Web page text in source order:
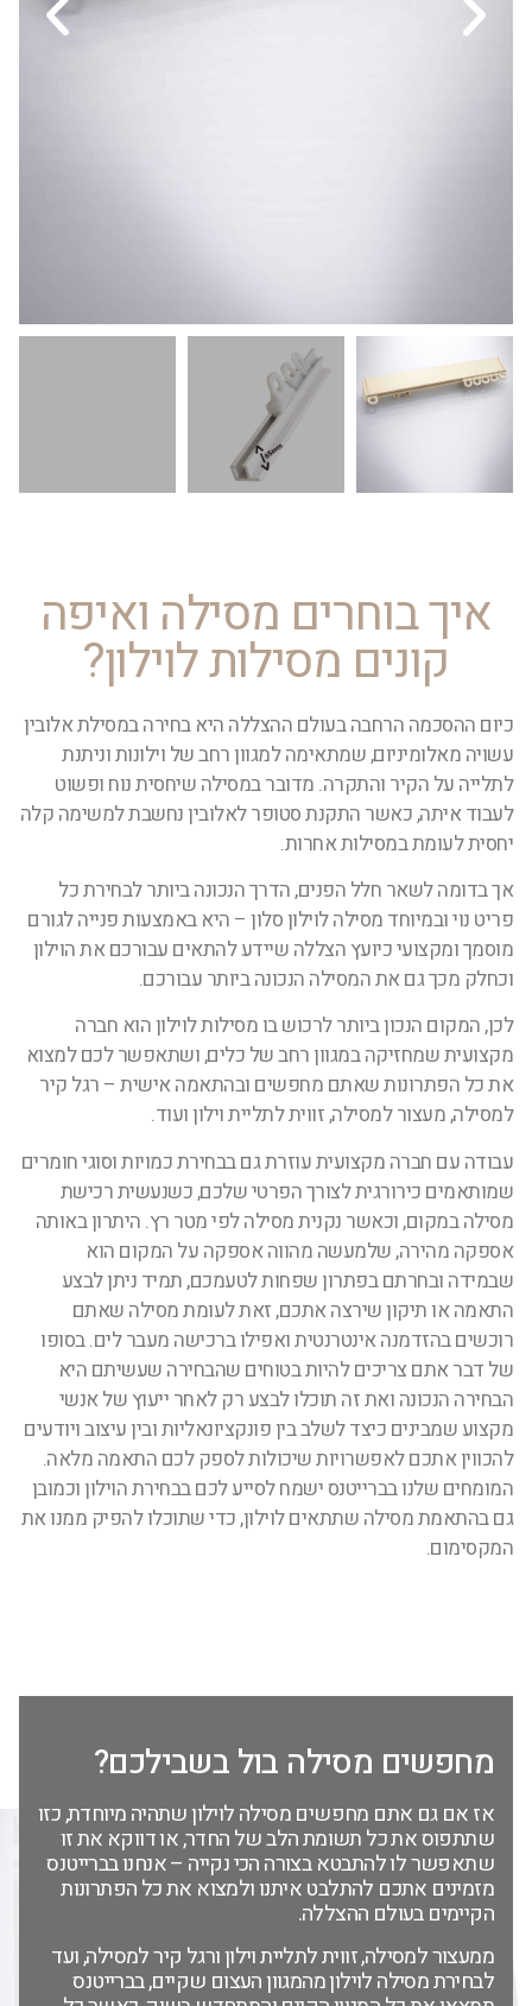
איך בוחרים מסילה ואיפה
קונים מסילות לוילון?
כיום ההסכמה הרחבה בעולם ההצללה היא בחירה במסילת אלובין
עשויה מאלומיניום, שמתאימה למגוון רחב של וילונות וניתנת
לתלייה על הקיר והתקרה. מדובר במסילה שיחסית נוח ופשוט
לעבוד איתה, כאשר התקנת סטופר לאלובין נחשבת למשימה קלה
יחסית לעומת במסילות אחרות.
אך בדומה לשאר חלל הפנים, הדרך הנכונה ביותר לבחירת כל
פריט נוי ובמיוחד מסילה לוילון סלון – היא באמצעות פנייה לגורם
מוסמך ומקצועי כיועץ הצללה שיידע להתאים עבורכם את הוילון
וכחלק מכך גם את המסילה הנכונה ביותר עבורכם.
לכן, המקום הנכון ביותר לרכוש בו מסילות לוילון הוא חברה
מקצועית שמחזיקה במגוון רחב של כלים, ושתאפשר לכם למצוא
את כל הפתרונות שאתם מחפשים ובהתאמה אישית – רגל קיר
למסילה, מעצור למסילה, זווית לתליית וילון ועוד.
עבודה עם חברה מקצועית עוזרת גם בבחירת כמויות וסוגי חומרים
שמותאמים כירורגית לצורך הפרטי שלכם, כשנעשית רכישת
מסילה במקום, וכאשר נקנית מסילה לפי מטר רץ. היתרון באותה
אספקה מהירה, שלמעשה מהווה אספקה על המקום הוא
שבמידה ובחרתם בפתרון שפחות לטעמכם, תמיד ניתן לבצע
התאמה או תיקון שירצה אתכם, זאת לעומתמסילה שאתם
רוכשים בהזדמנה אינטרנטית ואפילו ברכישה מעבר לים. בסופו
של דבר אתם צריכים להיות בטוחים שהבחירה שעשיתם היא
הבחירה הנכונה ואת זה תוכלו לבצע רק לאחר ייעוץ של אנשי
מקצוע שמבינים כיצד לשלב בין פונקציונאליות ובין עיצוב ויודעים
להכווין אתכם לאפשרויות שיכולות לספק לכם התאמה מלאה.
המומחים שלנו בברייטנס ישמח לסייע לכם בבחירת הוילון וכמובן
גם בהתאמת מסילה שתתאים לוילון, כדי שתוכלו להפיק ממנו את
המקסימום.
מחפשים מסילה בול בשבילכם?
אז אם גם אתם מחפשים מסילה לוילון שתהיה מיוחדת, כזו
שתתפוס את כל תשומת הלב של החדר, או דווקא את זו
שתאפשר לו להתבטא בצורה הכי נקייה – אנחנו בברייטנס
מזמינים אתכם להתלבט איתנו ולמצוא את כל הפתרונות
הקיימים בעולם ההצללה.
ממעצור למסילה, זווית לתליית וילון ורגל קיר למסילה, ועד
לבחירת מסילה לוילון מהמגוון העצום שקיים, בברייטנס